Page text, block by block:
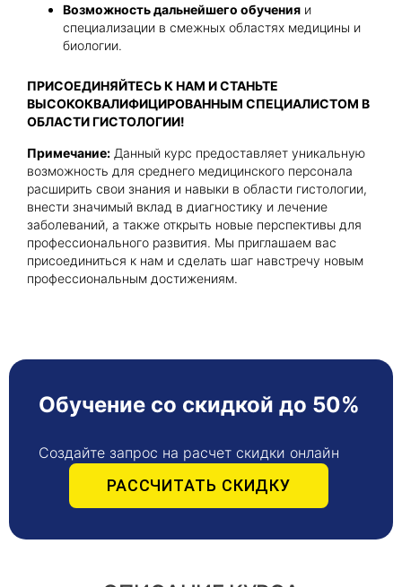
Возможность дальнейшего обучения и
специализации в смежных областях медицины и
биологии.
ПРИСОЕДИНЯЙТЕСЬ К НАМ И СТАНЬТЕ
ВЫСОКОКВАЛИФИЦИРОВАННЫМ СПЕЦИАЛИСТОМ В
ОБЛАСТИ ГИСТОЛОГИИ!
Примечание: Данный курс предоставляет уникальную
возможность для среднего медицинского персонала
расширить свои знания и навыки в области гистологии,
внести значимый вклад в диагностику и лечение
заболеваний, а также открыть новые перспективы для
профессионального развития. Мы приглашаем вас
присоединиться к нам и сделать шаг навстречу новым
профессиональным достижениям.
Обучение со скидкой до 50%
Создайте запрос на расчет скидки онлайн
РАССЧИТАТЬ СКИДКУ